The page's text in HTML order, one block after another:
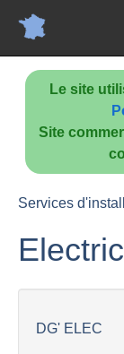
Le site
Site
Services
DG' ELEC